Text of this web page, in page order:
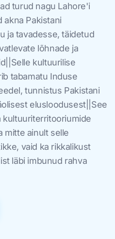
turud nagu Lahore'i
akna Pakistani
ja tavadesse, täidetud
lõhnade ja
kultuurilise
tabamatu Induse
tunnistus Pakistani
elusloodusest||See
kultuuriterritooriumide
mitte ainult selle
vaid ka rikkalikust
läbi imbunud rahva